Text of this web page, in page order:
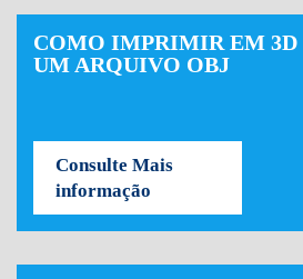
COMO IMPRIMIR EM 3D
UM ARQUIVO OBJ
Consulte Mais
informação